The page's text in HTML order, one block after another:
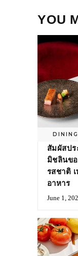
YOU
DINING
สัมผัสปร
มิชลินขอ
รสชาติ
อาหาร
June 1,